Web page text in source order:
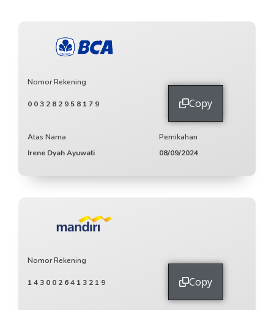
Nomor Rekening
003282958179 Copy
Atas Nama
Irene Dyah Ayuwati
Pernikahan
08/09/2024
Nomor Rekening
1430026413219 Copy